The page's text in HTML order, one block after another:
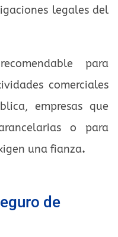
legales del
para
comerciales
empresas que
o para
una fianza.
de